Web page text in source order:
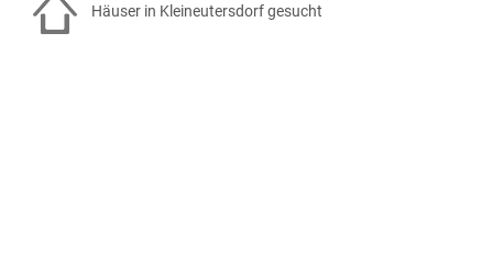
Häuser in Kleineutersdorf gesucht